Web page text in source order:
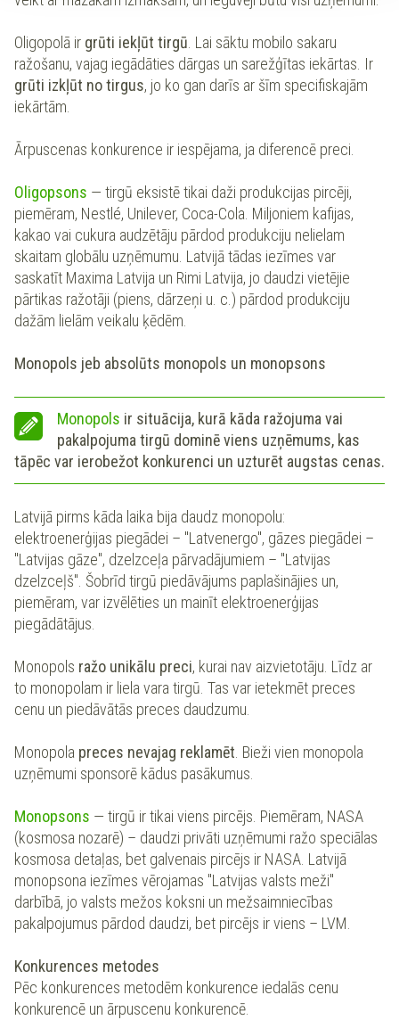
Oligopolā ir grūti iekļūt tirgū. Lai sāktu mobilo sakaru
ražošanu, vajag iegādāties dārgas un sarežģītas iekārtas. Ir
grūti izkļūt no tirgus, jo ko gan darīs ar šīm specifiskajām
iekārtām.
Ārpuscenas konkurence ir iespējama, ja diferencē preci.
Oligopsons — tirgū eksistē tikai daži produkcijas pircēji,
piemēram, Nestlé, Unilever, Coca-Cola. Miljoniem kafijas,
kakao vai cukura audzētāju pārdod produkciju nelielam
skaitam globālu uzņēmumu. Latvijā tādas iezīmes var
saskatīt Maxima Latvija un Rimi Latvija, jo daudzi vietējie
pārtikas ražotāji (piens, dārzeņi u. c.) pārdod produkciju
dažām lielām veikalu ķēdēm.
Monopols jeb absolūts monopols un monopsons
Monopols ir situācija, kurā kāda ražojuma vai
pakalpojuma tirgū dominē viens uzņēmums, kas
tāpēc var ierobežot konkurenci un uzturēt augstas cenas.
Latvijā pirms kāda laika bija daudz monopolu:
elektroenerģijas piegādei – "Latvenergo", gāzes piegādei –
"Latvijas gāze", dzelzceļa pārvadājumiem – "Latvijas
dzelzceļš". Šobrīd tirgū piedāvājums paplašinājies un,
piemēram, var izvēlēties un mainīt elektroenerģijas
piegādātājus.
Monopols ražo unikālu preci, kurai nav aizvietotāju. Līdz ar
to monopolam ir liela vara tirgū. Tas var ietekmēt preces
cenu un piedāvātās preces daudzumu.
Monopola preces nevajag reklamēt. Bieži vien monopola
uzņēmumi sponsorē kādus pasākumus.
Monopsons — tirgū ir tikai viens pircējs. Piemēram, NASA
(kosmosa nozarē) – daudzi privāti uzņēmumi ražo speciālas
kosmosa detaļas, bet galvenais pircējs ir NASA. Latvijā
monopsona iezīmes vērojamas "Latvijas valsts meži"
darbībā, jo valsts mežos koksni un mežsaimniecības
pakalpojumus pārdod daudzi, bet pircējs ir viens – LVM.
Konkurences metodes
Pēc konkurences metodēm konkurence iedalās cenu
konkurencē un ārpuscenu konkurencē.